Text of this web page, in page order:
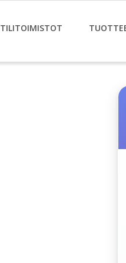
TILITOIMISTOT